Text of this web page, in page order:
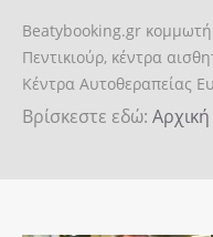
Beatybooking.gr
Πεντικιούρ, κέντρα
Κέντρα Αυτοθεραπείας
Βρίσκεστε εδώ: Αρχική